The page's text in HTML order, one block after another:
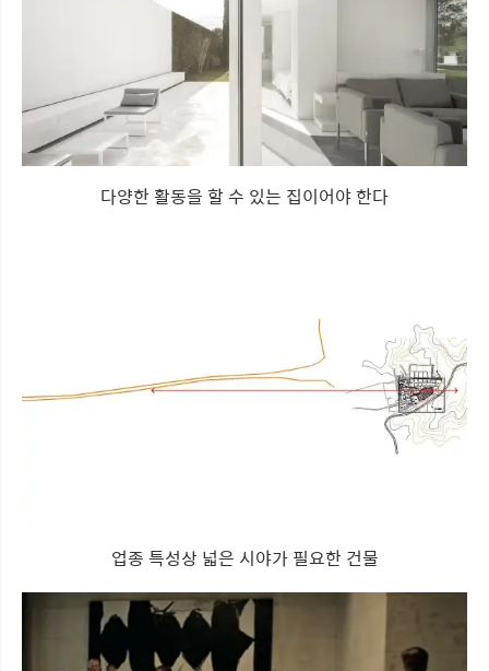
다양한 활동을 할 수 있는 집이어야 한다
업종 특성상 넓은 시야가 필요한 건물